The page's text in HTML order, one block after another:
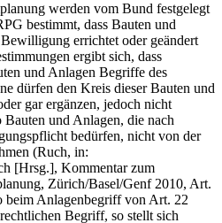
werden vom Bund festgelegt
bestimmt, dass Bauten und
errichtet oder geändert
ergibt sich, dass
und Anlagen Begriffe des
dürfen den Kreis dieser Bauten und
gar ergänzen, jedoch nicht
Bauten und Anlagen, die nach
bedürfen, nicht von der
(Ruch, in:
[Hrsg.], Kommentar zum
Zürich/Basel/Genf 2010, Art.
beim Anlagenbegriff von Art. 22
Begriff, so stellt sich